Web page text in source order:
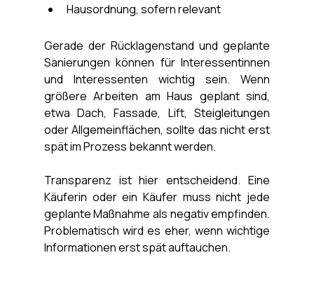
Hausordnung, sofern relevant
Gerade der Rücklagenstand und geplante
Sanierungen können für Interessentinnen
und Interessenten wichtig sein. Wenn
größere Arbeiten am Haus geplant sind,
etwa Dach, Fassade, Lift, Steigleitungen
oder Allgemeinflächen, sollte das nicht erst
spät im Prozess bekannt werden.
Transparenz ist hier entscheidend. Eine
Käuferin oder ein Käufer muss nicht jede
geplante Maßnahme als negativ empfinden.
Problematisch wird es eher, wenn wichtige
Informationen erst spät auftauchen.